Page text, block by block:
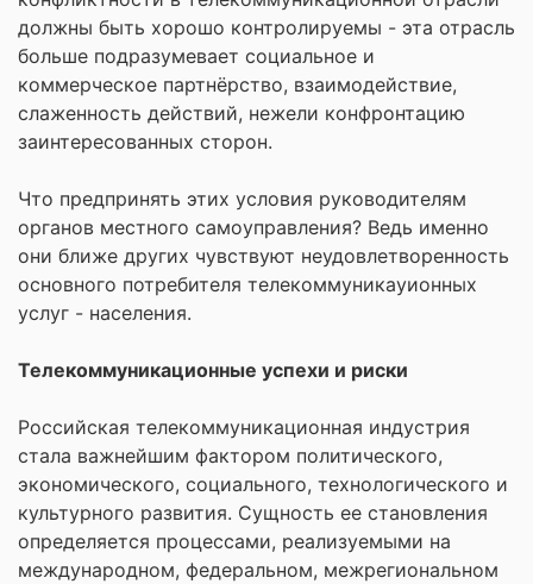
должны быть хорошо контролируемы - эта отрасль
больше подразумевает социальное и
коммерческое партнёрство, взаимодействие,
слаженность действий, нежели конфронтацию
заинтересованных сторон.
Что предпринять этих условия руководителям
органов местного самоуправления? Ведь именно
они ближе других чувствуют неудовлетворенность
основного потребителя телекоммуникауионных
услуг - населения.
Телекоммуникационные успехи и риски
Российская телекоммуникационная индустрия
стала важнейшим фактором политического,
экономического, социального, технологического и
культурного развития. Сущность ее становления
определяется процессами, реализуемыми на
международном, федеральном, межрегиональном